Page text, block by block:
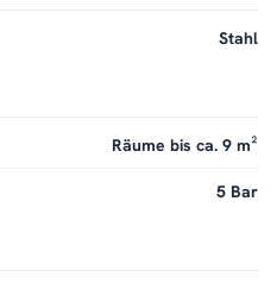
Stahl
Räume bis ca. 9 m²
5 Bar